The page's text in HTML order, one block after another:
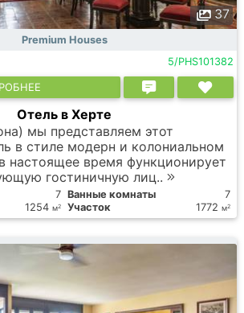
37
Premium Houses
5/PHS101382
Отель в Херте
мы представляем этот
в стиле модерн и колониальном
настоящее время функционирует
гостиничную лиц..
7 Ванные комнаты
7
1254 м2 Участок 1772 м2